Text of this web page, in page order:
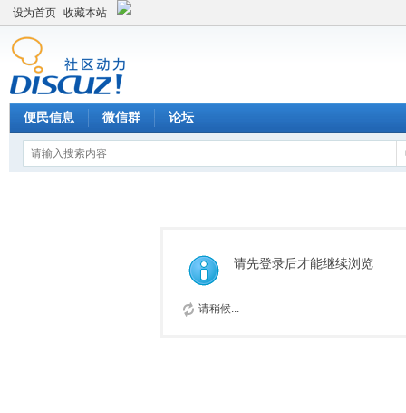
设为首页 收藏本站
便民信息 微信群 论坛
请先登录后才能继续浏览
请稍候...